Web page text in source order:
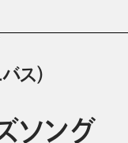
ス）
ソング